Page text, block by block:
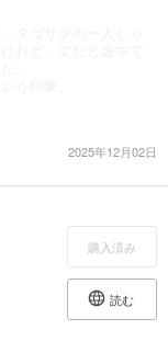
2025年12月02日
購入済み
読む